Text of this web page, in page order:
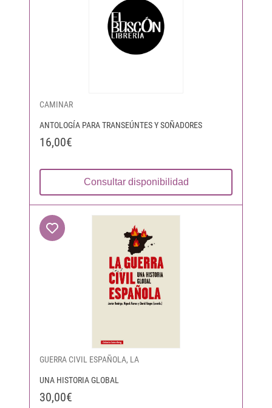
CAMINAR
ANTOLOGÍA PARA TRANSEÚNTES Y SOÑADORES
16,00€
Consultar disponibilidad
GUERRA CIVIL ESPAÑOLA, LA
UNA HISTORIA GLOBAL
30,00€